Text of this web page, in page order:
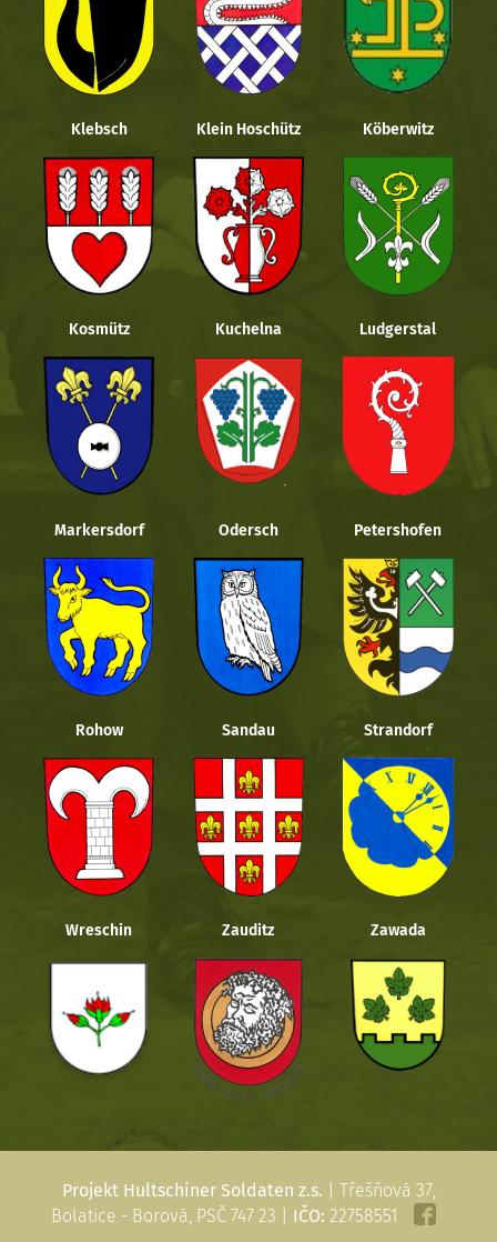
Klebsch Klein Hoschütz Köberwitz
Kosmütz Kuchelna Ludgerstal
Markersdorf Odersch Petershofen
Rohow Sandau Strandorf
Wreschin Zauditz Zawada
Projekt Hultschiner Soldaten z.s. | Třešňová 37,
Bolatice - Borová, PSČ 747 23 | IČO: 22758551